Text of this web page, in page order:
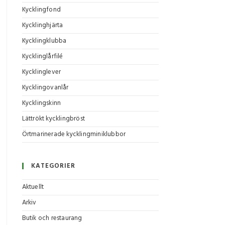
Kycklingfond
Kycklinghjärta
Kycklingklubba
Kycklinglårfilé
Kycklinglever
Kycklingovanlår
Kycklingskinn
Lättrökt kycklingbröst
Örtmarinerade kycklingminiklubbor
KATEGORIER
Aktuellt
Arkiv
Butik och restaurang